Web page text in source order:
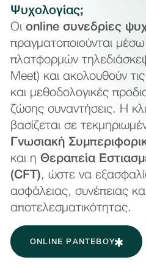
Ψυχολογίας;
Οι online συνεδρίες
πραγματοποιούνται
πλατφορμών
Meet) και ακολουθούν τις
και μεθοδολογικές
ζώσης συναντήσεις. Η
βασίζεται σε
Γνωσιακή
και η Θεραπεία
(CFT), ώστε να
ασφάλειας, συνέπειας
αποτελεσματικότητας.
ONLINE ΡΑΝΤΕΒΟΎ